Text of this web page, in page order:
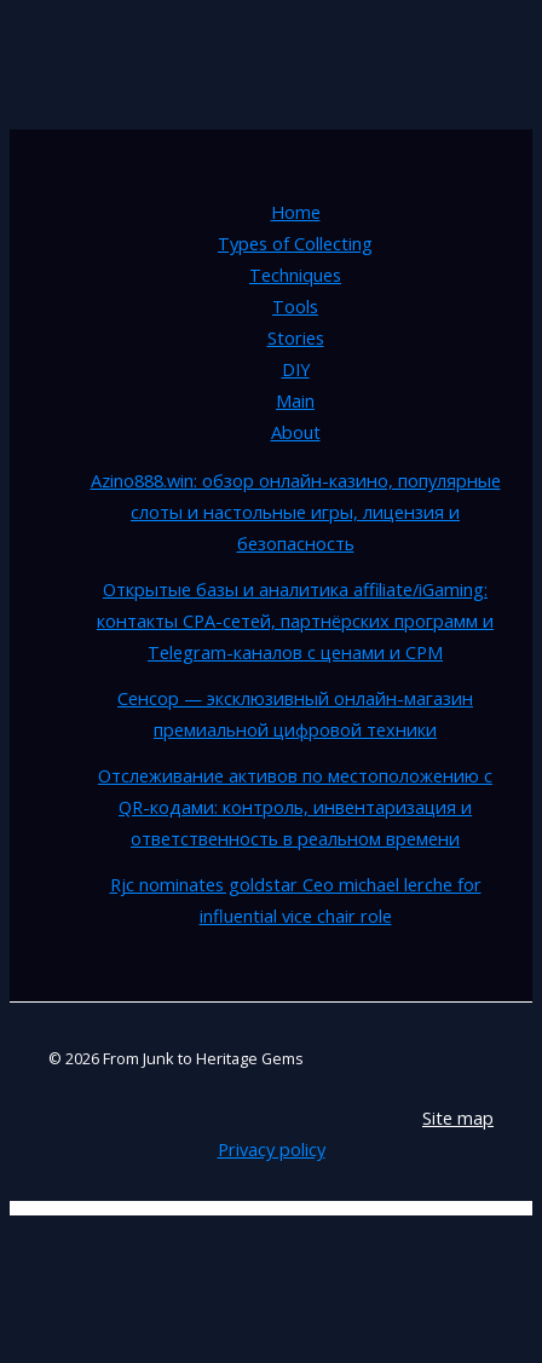
Home
Types of Collecting
Techniques
Tools
Stories
DIY
Main
About
Azino888.win: обзор онлайн-казино, популярные
слоты и настольные игры, лицензия и
безопасность
Открытые базы и аналитика affiliate/iGaming:
контакты CPA-сетей, партнёрских программ и
Telegram-каналов с ценами и CPM
Сенсор — эксклюзивный онлайн-магазин
премиальной цифровой техники
Отслеживание активов по местоположению с
QR-кодами: контроль, инвентаризация и
ответственность в реальном времени
Rjc nominates goldstar Ceo michael lerche for
influential vice chair role
© 2026 From Junk to Heritage Gems
Site map
Privacy policy